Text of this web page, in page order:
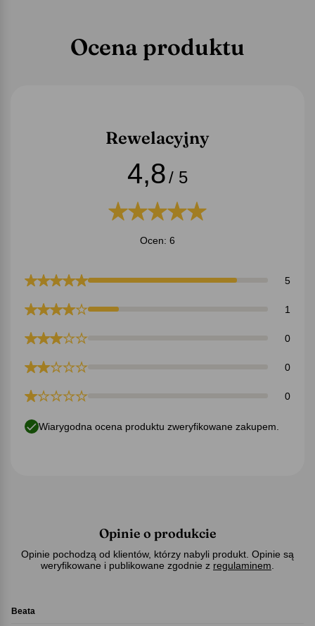
Ocena produktu
Rewelacyjny
4,8/ 5
Ocen: 6
5
1
0
0
0
Wiarygodna ocena produktu zweryfikowane zakupem.
Opinie o produkcie
Opinie pochodzą od klientów, którzy nabyli produkt. Opinie są
weryfikowane i publikowane zgodnie z regulaminem
Beata